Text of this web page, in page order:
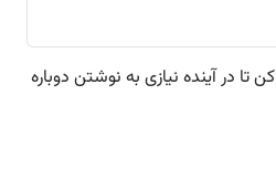
تا در آینده نیازی به نوشتن دوباره